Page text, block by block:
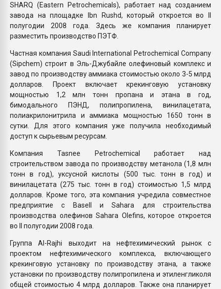
SHARQ (Eastern Petrochemicals), работает над созданием
завода на площадке Ibn Rushd, который откроется во II
полугодии 2008 года. Здесь же компания планирует
разместить производство ПЭТФ.
Частная компания Saudi International Petrochemical Company
(Sipchem) строит в Эль-Джубайле олефиновый комплекс и
завод по производству аммиака стоимостью около 3-5 млрд
долларов. Проект включает крекинговую установку
мощностью 1,2 млн тонн пропана и этана в год,
бимодального ПЭНД, полипропилена, винилацетата,
полиакрилонитрила и аммиака мощностью 1650 тонн в
сутки. Для этого компания уже получила необходимый
доступ к сырьевым ресурсам.
Компания Tasnee Petrochemical работает над
строительством завода по производству метанола (1,8 млн
тонн в год), уксусной кислоты (500 тыс. тонн в год) и
винилацетата (275 тыс. тонн в год) стоимостью 1,5 млрд
долларов. Кроме того, эта компания учредила совместное
предприятие с Basell и Sahara для строительства
производства олефинов Sahara Olefins, которое откроется
во II полугодии 2008 года.
Группа Al-Rajhi выходит на нефтехимический рынок с
проектом нефтехимического комплекса, включающего
крекинговую установку по производству этана, а также
установки по производству полипропилена и этиленгликоля
общей стоимостью 4 млрд долларов. Также она планирует